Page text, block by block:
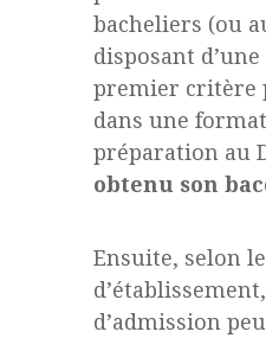
bacheliers (ou
disposant
premier critère
dans une
préparation au
obtenu son
Ensuite, selon
d’admission